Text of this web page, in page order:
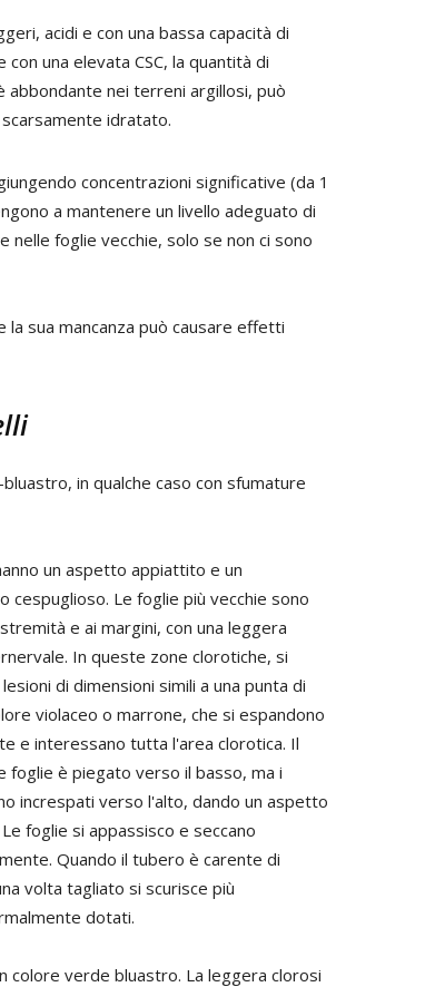
acidi e con una bassa capacità di
una elevata CSC, la quantità di
nei terreni argillosi, può
idratato.
concentrazioni significative (da 1
a mantenere un livello adeguato di
foglie vecchie, solo se non ci sono
sua mancanza può causare effetti
in qualche caso con sfumature
un aspetto appiattito e un
cespuglioso. Le foglie più vecchie sono
e ai margini, con una leggera
In queste zone clorotiche, si
di dimensioni simili a una punta di
violaceo o marrone, che si espandono
e interessano tutta l'area clorotica. Il
foglie è piegato verso il basso, ma i
increspati verso l'alto, dando un aspetto
foglie si appassisco e seccano
Quando il tubero è carente di
volta tagliato si scurisce più
dotati.
colore verde bluastro. La leggera clorosi